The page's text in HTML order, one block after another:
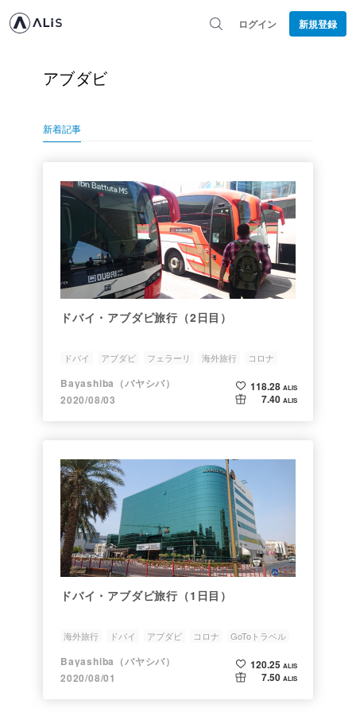
ログイン 新規登録
アブダビ
新着記事
ドバイ・アブダビ旅行（2日目）
ドバイ アブダビ フェラーリ 海外旅行 コロナ
Bayashiba（バヤシバ）
2020/08/03
118.28 ALIS
7.40 ALIS
ドバイ・アブダビ旅行（1日目）
海外旅行 ドバイ アブダビ コロナ GoToトラベル
Bayashiba（バヤシバ）
2020/08/01
120.25 ALIS
7.50 ALIS